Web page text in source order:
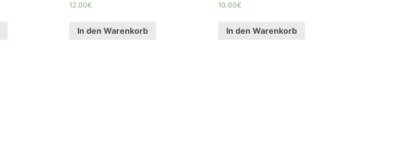
12.00€
In den Warenkorb
10.00€
In den Warenkorb